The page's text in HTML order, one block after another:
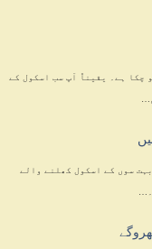
چکا ہے۔ یقیناً آپ سب اسکول کے
سوں کے اسکول کھلنے والے